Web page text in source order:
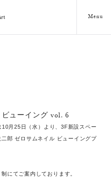
Menu
ューイング vol. 6
月25日（水）より、3F新設スペー
郎 ゼロサムネイル ビューイングプ
にてご案内しております。